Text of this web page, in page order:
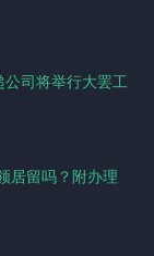
公司将举行大罢工
居留吗？附办理